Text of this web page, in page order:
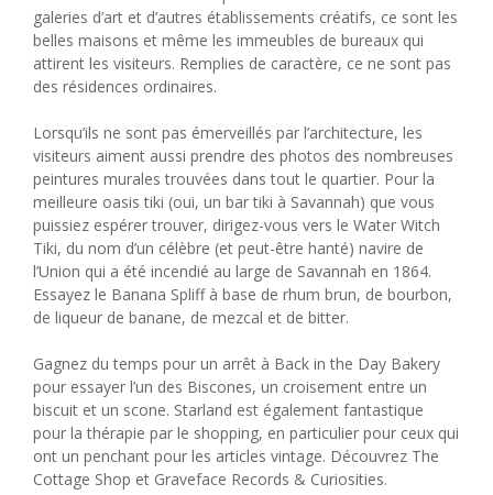
galeries d’art et d’autres établissements créatifs, ce sont les
belles maisons et même les immeubles de bureaux qui
attirent les visiteurs. Remplies de caractère, ce ne sont pas
des résidences ordinaires.
Lorsqu’ils ne sont pas émerveillés par l’architecture, les
visiteurs aiment aussi prendre des photos des nombreuses
peintures murales trouvées dans tout le quartier. Pour la
meilleure oasis tiki (oui, un bar tiki à Savannah) que vous
puissiez espérer trouver, dirigez-vous vers le Water Witch
Tiki, du nom d’un célèbre (et peut-être hanté) navire de
l’Union qui a été incendié au large de Savannah en 1864.
Essayez le Banana Spliff à base de rhum brun, de bourbon,
de liqueur de banane, de mezcal et de bitter.
Gagnez du temps pour un arrêt à Back in the Day Bakery
pour essayer l’un des Biscones, un croisement entre un
biscuit et un scone. Starland est également fantastique
pour la thérapie par le shopping, en particulier pour ceux qui
ont un penchant pour les articles vintage. Découvrez The
Cottage Shop et Graveface Records & Curiosities.